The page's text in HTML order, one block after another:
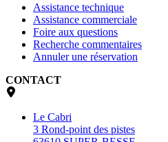
Assistance technique
Assistance commerciale
Foire aux questions
Recherche commentaires
Annuler une réservation
CONTACT
Le Cabri
3 Rond-point des pistes